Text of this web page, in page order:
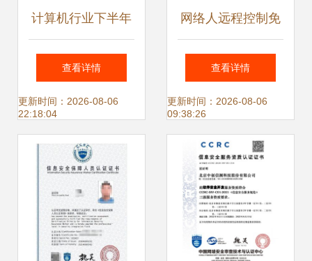
计算机行业下半年
投资策略 网络安全
医疗信息化 工业软
件
查看详情
更新时间：2026-08-06
22:18:04
网络人远程控制免
费办公版 开启安全
高效的远程办公新
时代
查看详情
更新时间：2026-08-06
09:38:26